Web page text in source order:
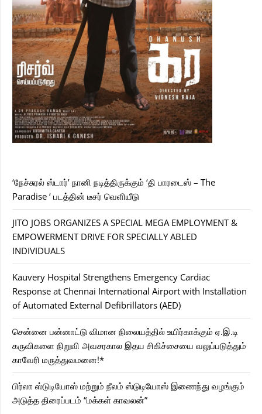
‘நேச்சுரல் ஸ்டார்’ நானி நடித்திருக்கும் ‘தி பாரடைஸ் – The
Paradise ‘ படத்தின் டீசர் வெளியீடு
JITO JOBS ORGANIZES A SPECIAL MEGA EMPLOYMENT &
EMPOWERMENT DRIVE FOR SPECIALLY ABLED
INDIVIDUALS
Kauvery Hospital Strengthens Emergency Cardiac
Response at Chennai International Airport with Installation
of Automated External Defibrillators (AED)
சென்னை பன்னாட்டு விமான நிலையத்தில் உயிர்காக்கும் ஏ.இ.டி
கருவிகளை நிறுவி அவசரகால இதய சிகிச்சையை வலுப்படுத்தும்
காவேரி மருத்துவமனை!*
பிர்லா ஸ்டுடியோஸ் மற்றும் நீலம் ஸ்டுடியோஸ் இணைந்து வழங்கும்
அடுத்த திரைப்படம் “மக்கள் காவலன்”